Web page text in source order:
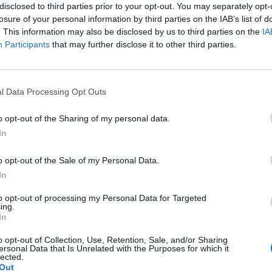
to third parties prior to your opt-out. You may separately
of your personal information by third parties on the IAB’s list of
This information may also be disclosed by us to third parties on the
Participants that may further disclose it to other third parties.
Data Processing Opt Outs
opt-out of the Sharing of my personal data.
opt-out of the Sale of my Personal Data.
opt-out of processing my Personal Data for Targeted
opt-out of Collection, Use, Retention, Sale, and/or Sharing
Data that Is Unrelated with the Purposes for which it
dall'annuncio della rottura, per
un impegno di lavoro ad Anzio (città del
di fiducia). Sembrerebbe tutto vero.
per ora. Però la De Lellis sui social lascia
siamo ora con Andrea? Amici no! È una
po' particolare che stiamo cercando di
ve lo farò sapere”. Forse ci
Rudy Giuliani a Come States?
americana